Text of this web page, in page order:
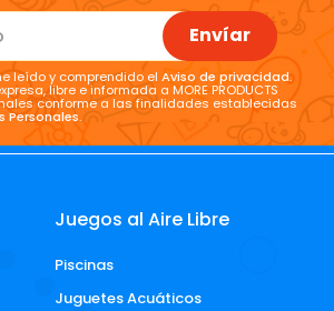
Envíar
leído y comprendido elAviso de privacidad.
libre e informada a MORE PRODUCTS
conforme a las finalidades establecidas
Personales.
Juegos al Aire Libre
Piscinas
Juguetes Acuáticos